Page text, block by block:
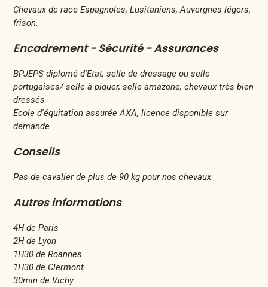
Chevaux de race Espagnoles, Lusitaniens, Auvergnes légers,
frison.
Encadrement - Sécurité - Assurances
BPJEPS diplomé d'Etat, selle de dressage ou selle
portugaises/ selle à piquer, selle amazone, chevaux très bien
dressés
Ecole d'équitation assurée AXA, licence disponible sur
demande
Conseils
Pas de cavalier de plus de 90 kg pour nos chevaux
Autres informations
4H de Paris
2H de Lyon
1H30 de Roannes
1H30 de Clermont
30min de Vichy